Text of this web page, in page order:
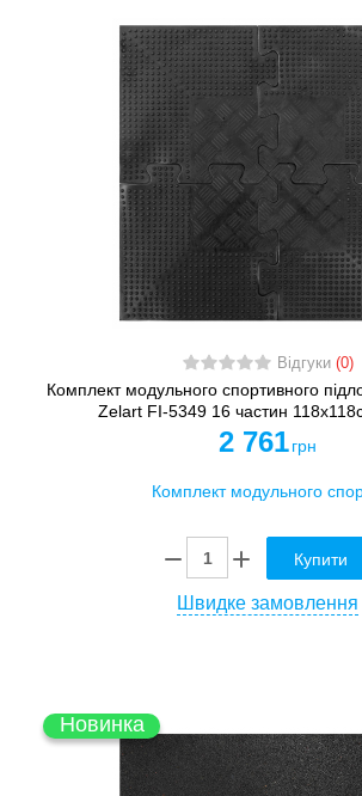
Відгуки (0)
Комплект модульного спортивного
Zelart FI-5349 16 частин
2 761 грн
Купити
Швидке замовлення
Новинка